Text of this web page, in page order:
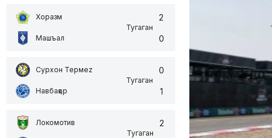
Хоразм
Машъал
Тугаган
2
0
Сурхон Термеz
Навбаҳор
Тугаган
0
1
Локомотив
Тугаган
2